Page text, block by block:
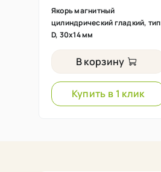
Якорь магнитный
цилиндрический гладкий, тип
D, 30х14 мм
В корзину
Купить в 1 клик